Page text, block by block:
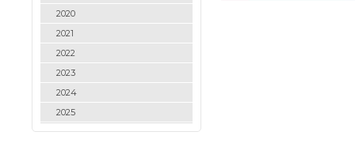
2020
2021
2022
2023
2024
2025